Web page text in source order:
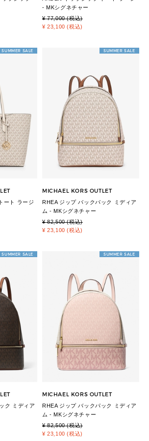
- MKシグネチャー
¥ 77,000 (税込)
¥ 23,100 (税込)
SUMMER SALE
ート ラージ
SUMMER SALE
MICHAEL KORS OUTLET
RHEA ジップ バックパック ミディア
ム - MKシグネチャー
¥ 82,500 (税込)
¥ 23,100 (税込)
SUMMER SALE
ク ミディア
SUMMER SALE
MICHAEL KORS OUTLET
RHEA ジップ バックパック ミディア
ム - MKシグネチャー
¥ 82,500 (税込)
¥ 23,100 (税込)